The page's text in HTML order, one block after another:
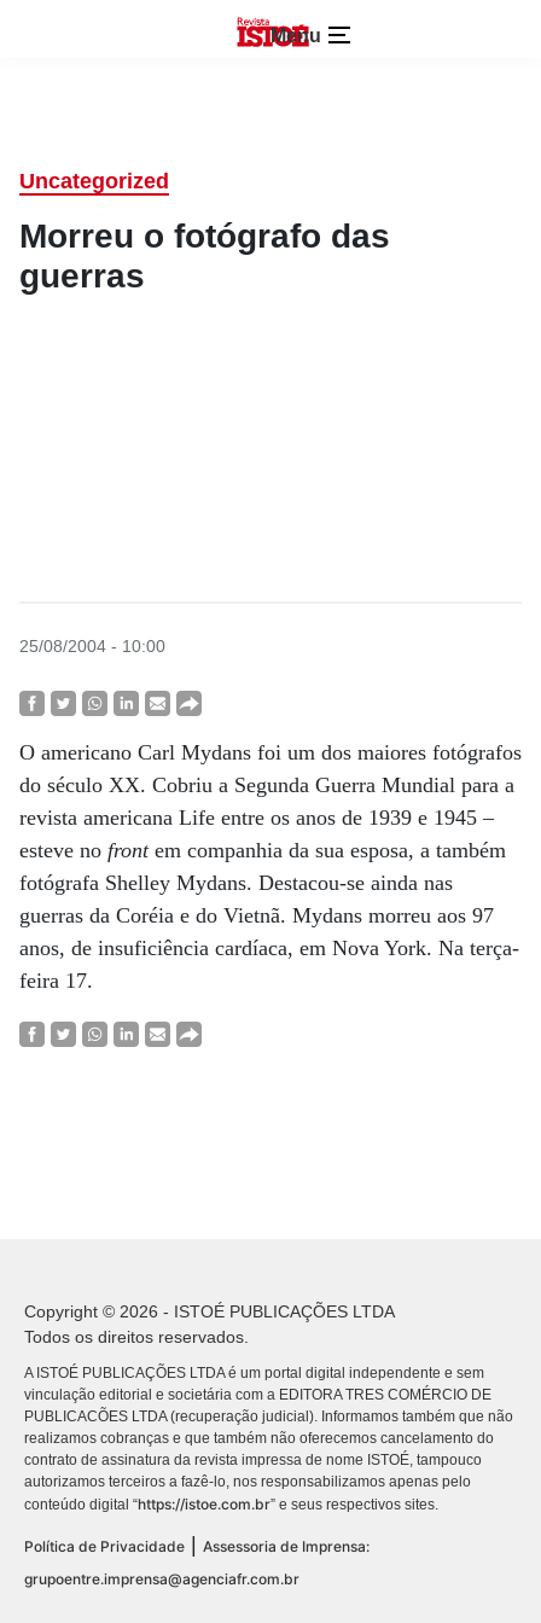
Menu
Uncategorized
Morreu o fotógrafo das
guerras
25/08/2004 - 10:00
O americano Carl Mydans foi um dos maiores fotógrafos
do século XX. Cobriu a Segunda Guerra Mundial para a
revista americana Life entre os anos de 1939 e 1945 –
esteve no front em companhia da sua esposa, a também
fotógrafa Shelley Mydans. Destacou-se ainda nas
guerras da Coréia e do Vietnã. Mydans morreu aos 97
anos, de insuficiência cardíaca, em Nova York. Na terça-
feira 17.
Copyright © 2026 - ISTOÉ PUBLICAÇÕES LTDA
Todos os direitos reservados.
A ISTOÉ PUBLICAÇÕES LTDA é um portal digital independente e sem
vinculação editorial e societária com a EDITORA TRES COMÉRCIO DE
PUBLICACÕES LTDA (recuperação judicial). Informamos também que não
realizamos cobranças e que também não oferecemos cancelamento do
contrato de assinatura da revista impressa de nome ISTOÉ, tampouco
autorizamos terceiros a fazê-lo, nos responsabilizamos apenas pelo
conteúdo digital “https://istoe.com.br” e seus respectivos sites.
Política de Privacidade
Assessoria de Imprensa:
grupoentre.imprensa@agenciafr.com.br